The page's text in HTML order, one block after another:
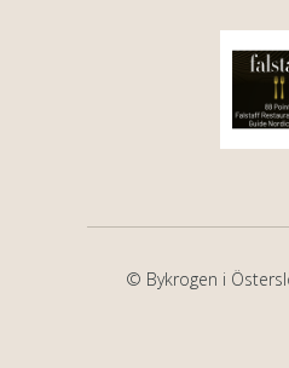
© Bykrogen i